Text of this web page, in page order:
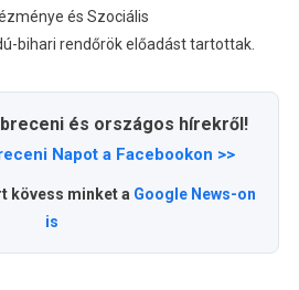
és Szociális
bihari rendőrök előadást tartottak.
és országos hírekről!
Napot a Facebookon >>
kövess minket a Google News-on
is